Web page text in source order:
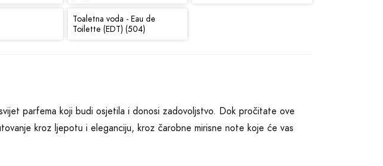
Toaletna voda - Eau de
Toilette (EDT) (504)
parfema koji budi osjetila i donosi zadovoljstvo. Dok pročitate ove
kroz ljepotu i eleganciju, kroz čarobne mirisne note koje će vas